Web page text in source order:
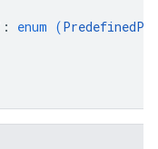
: enum (